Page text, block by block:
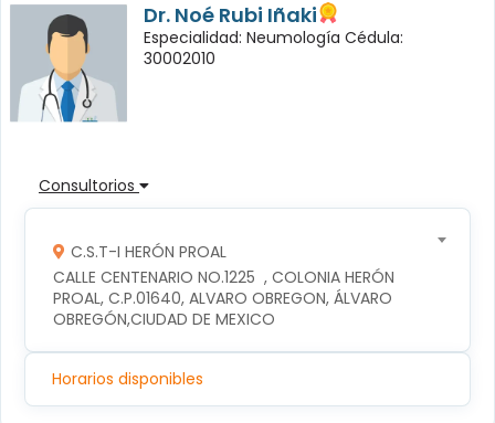
Dr. Noé Rubi Iñaki
Especialidad: Neumología Cédula:
30002010
Consultorios
C.S.T-I HERÓN PROAL
CALLE CENTENARIO NO.1225  , COLONIA HERÓN
PROAL, C.P.01640, ALVARO OBREGON, ÁLVARO
OBREGÓN,CIUDAD DE MEXICO
Horarios disponibles